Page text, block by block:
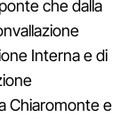
che dalla
Interna e di
Chiaromonte e